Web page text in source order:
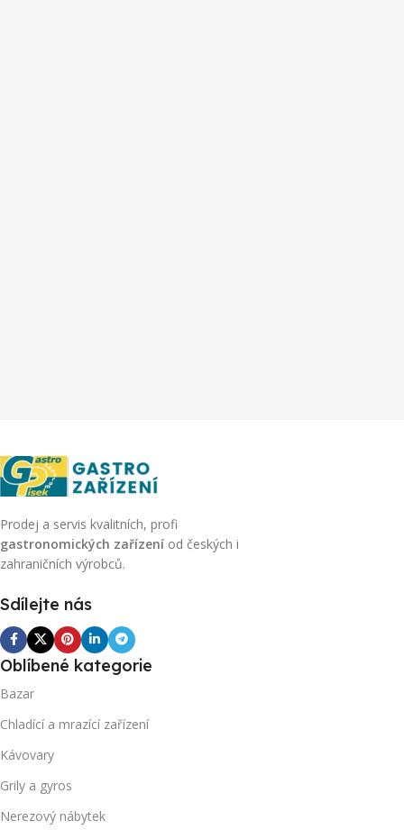
Prodej a servis kvalitních, profi
gastronomických zařízení od českých i
zahraničních výrobců.
Sdílejte nás
Oblíbené kategorie
Bazar
Chladící a mrazící zařízení
Kávovary
Grily a gyros
Nerezový nábytek